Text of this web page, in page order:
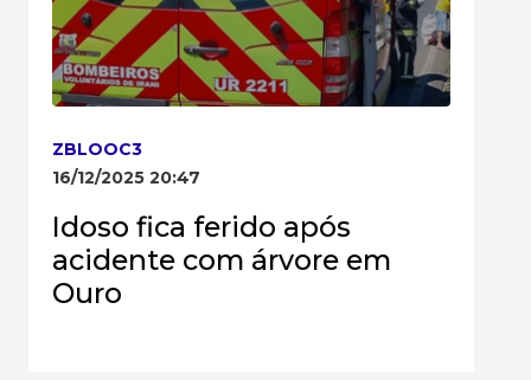
ZBLOOC3
16/12/2025 20:47
Idoso fica ferido após
acidente com árvore em
Ouro